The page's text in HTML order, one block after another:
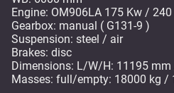
Engine: OM906LA 175 Kw /
Gearbox: manual ( G131-9 )
Suspension: steel / air
Brakes: disc
Dimensions: L/W/H: 11195
Masses: full/empty: 18000 kg /